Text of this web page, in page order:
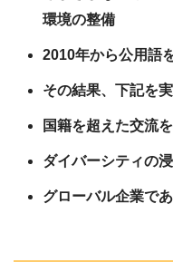
環境の整備
2010年から公用語
その結果、下記を
国籍を超えた交流
ダイバーシティの
グローバル企業で